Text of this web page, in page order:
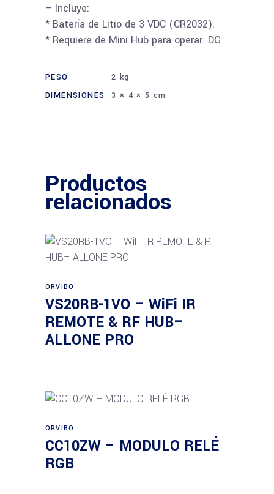
– Incluye:
* Batería de Litio de 3 VDC (CR2032).
* Requiere de Mini Hub para operar. DG
PESO
2 kg
DIMENSIONES
3 × 4 × 5 cm
Productos
relacionados
ORVIBO
VS20RB-1VO – WiFi IR
REMOTE & RF HUB–
ALLONE PRO
ORVIBO
CC10ZW – MODULO RELÉ
RGB